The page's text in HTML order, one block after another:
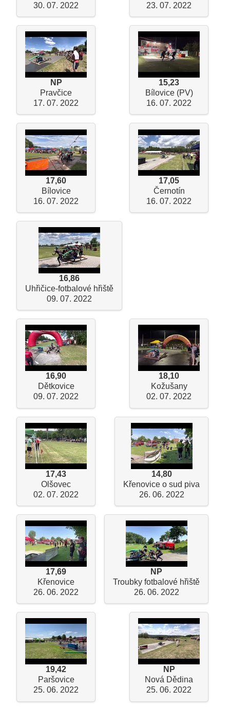
30. 07. 2022
23. 07. 2022
NP
Pravčice
17. 07. 2022
15,23
Bílovice (PV)
16. 07. 2022
17,60
Bílovice
16. 07. 2022
17,05
Černotín
16. 07. 2022
16,86
Uhřičice-fotbalové hřiště
09. 07. 2022
16,90
Dětkovice
09. 07. 2022
18,10
Kožušany
02. 07. 2022
17,43
Olšovec
02. 07. 2022
14,80
Křenovice o sud piva
26. 06. 2022
17,69
Křenovice
26. 06. 2022
NP
Troubky fotbalové hřiště
26. 06. 2022
19,42
Paršovice
25. 06. 2022
NP
Nová Dědina
25. 06. 2022